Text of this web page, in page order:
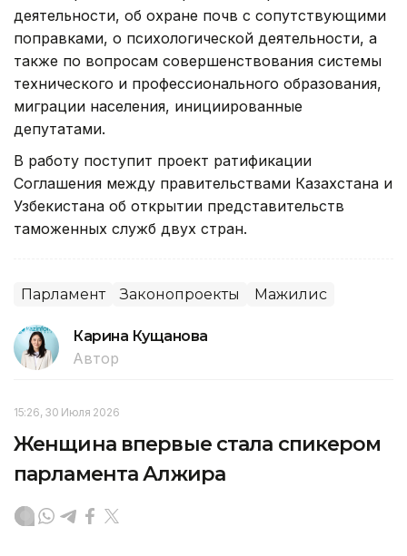
деятельности, об охране почв с сопутствующими
поправками, о психологической деятельности, а
также по вопросам совершенствования системы
технического и профессионального образования,
миграции населения, инициированные
депутатами.
В работу поступит проект ратификации
Соглашения между правительствами Казахстана и
Узбекистана об открытии представительств
таможенных служб двух стран.
Парламент Законопроекты Мажилис
Карина Кущанова
Автор
15:26, 30 Июля 2026
Женщина впервые стала спикером
парламента Алжира